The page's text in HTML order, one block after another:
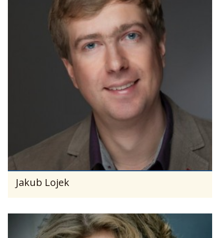
Jakub Lojek